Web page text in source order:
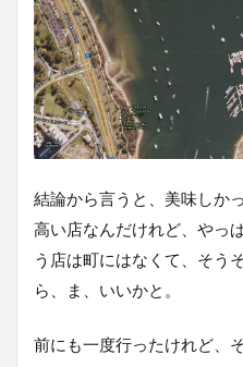
結論から言うと、美味しか
高い店なんだけれど、やっ
う店は町にはなくて、そう
ら、ま、いいかと。
前にも一度行ったけれど、